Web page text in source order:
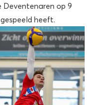
Deventenaren op 9
heeft.